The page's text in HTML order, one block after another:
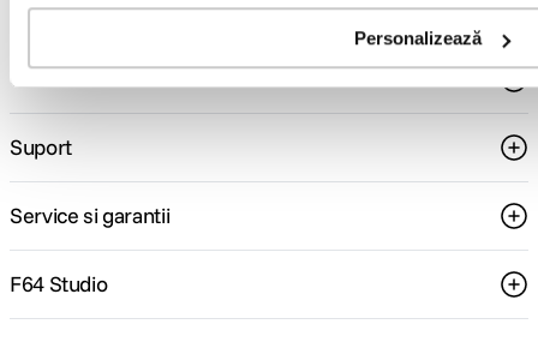
Personalizează
Comenzi si livrare
Suport
Service si garantii
F64 Studio